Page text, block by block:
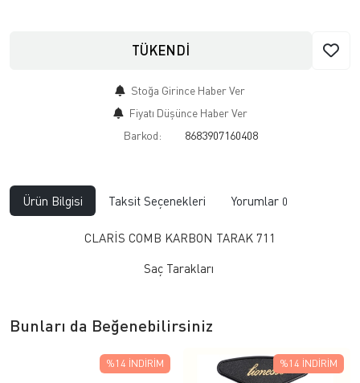
TÜKENDİ
Stoğa Girince Haber Ver
Fiyatı Düşünce Haber Ver
Barkod:
8683907160408
Ürün Bilgisi Taksit Seçenekleri Yorumlar 0
CLARİS COMB KARBON TARAK 711
​Saç Tarakları
Bunları da Beğenebilirsiniz
%14 İNDIRIM %14 İNDIRIM